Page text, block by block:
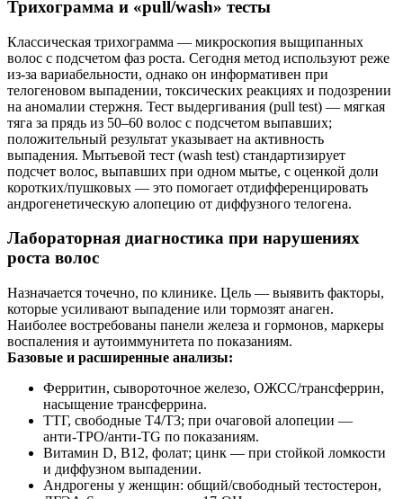
Трихограмма и «pull/wash» тесты
Классическая трихограмма — микроскопия выщипанных
волос с подсчетом фаз роста. Сегодня метод используют реже
из‑за вариабельности, однако он информативен при
телогеновом выпадении, токсических реакциях и подозрении
на аномалии стержня. Тест выдергивания (pull test) — мягкая
тяга за прядь из 50–60 волос с подсчетом выпавших;
положительный результат указывает на активность
выпадения. Мытьевой тест (wash test) стандартизирует
подсчет волос, выпавших при одном мытье, с оценкой доли
коротких/пушковых — это помогает отдифференцировать
андрогенетическую алопецию от диффузного телогена.
Лабораторная диагностика при нарушениях
роста волос
Назначается точечно, по клинике. Цель — выявить факторы,
которые усиливают выпадение или тормозят анаген.
Наиболее востребованы панели железа и гормонов, маркеры
воспаления и аутоиммунитета по показаниям.
Базовые и расширенные анализы:
Ферритин, сывороточное железо, ОЖСС/трансферрин,
насыщение трансферрина.
ТТГ, свободные Т4/Т3; при очаговой алопеции —
анти‑TPO/анти‑TG по показаниям.
Витамин D, В12, фолат; цинк — при стойкой ломкости
и диффузном выпадении.
Андрогены у женщин: общий/свободный тестостерон,